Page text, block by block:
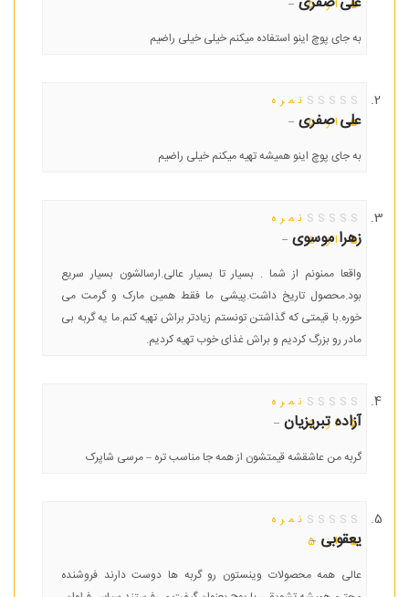
5از 5
–
به جای پوچ اینو استفاده میکنم خیلی خیلی راضیم
نمره
5از 5
علی صفری –
به جای پوچ اینو همیشه تهیه میکنم خیلی راضیم
نمره
5از 5
زهرا موسوی –
واقعا ممنونم از شما . بسیار تا بسیار عالی.ارسالشون بسیار سریع
بود.محصول تاریخ داشت.پیشی ما فقط همین مارک و گرمت می
خوره.با قیمتی که گذاشتن تونستم زیادتر براش تهیه کنم.ما یه گربه بی
مادر رو بزرگ کردیم و براش غذای خوب تهیه کردیم.
نمره
5از 5
آزاده تبریزیان –
گربه من عاشقشه قیمتشون از همه جا مناسب تره – مرسی شاپرک
نمره
5از 5
یعقوبی –
عالی همه محصولات وینستون رو گربه ها دوست دارند فروشنده